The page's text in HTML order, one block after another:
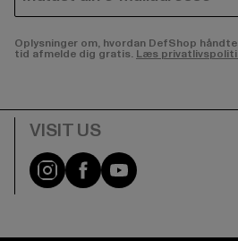
Oplysninger om, hvordan DefShop
tid afmelde dig gratis. Læs
Visit our Instagram page:
Visit our Facebook
Visit our